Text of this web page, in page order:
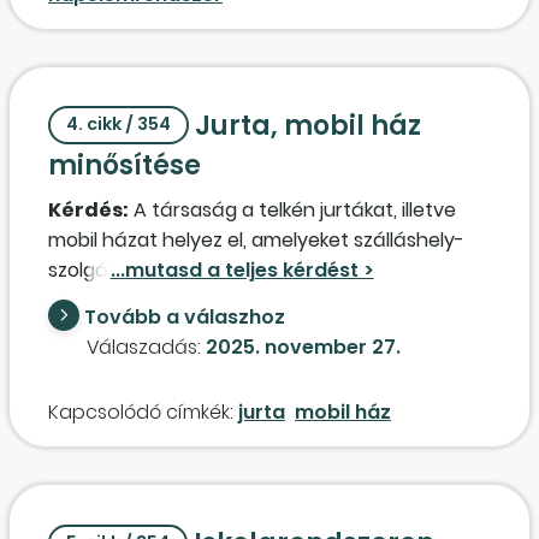
4. cikk / 354
Jurta, mobil ház
minősítése
Kérdés: A társaság a telkén jurtákat, illetve
mobil házat helyez el, amelyeket szálláshely-
szolgáltatás, illetve bérbeadás útján kíván
hasznosítani. A jurtához nincs szükség
földmunkára. Készítünk egy talajcsavarokon
álló hőszigetelt alapot, amelyet aztán tetszés
szőnyegpadlóval. A jurták szerkezete fából
készül, hőszigetelt burkolattal. A jurták
felszereltsége egy apartmannal egyezik. A
Tovább a válaszhoz
Válaszadás: 2025. november 27.
Kapcsolódó címkék: jurta mobil ház